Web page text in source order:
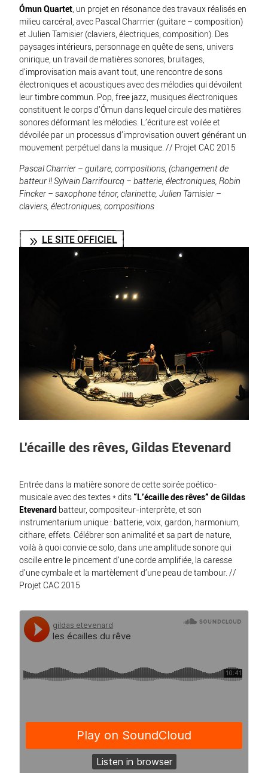
Ómun Quartet, un projet en résonance des travaux réalisés en
milieu carcéral, avec Pascal Charrrier (guitare – composition)
et Julien Tamisier (claviers, électriques, composition). Des
paysages intérieurs, personnage en quête de sens, univers
onirique, un travail de matières sonores, bruitages,
d’improvisation mais avant tout, une rencontre de sons
électroniques et acoustiques avec des mélodies qui dévoilent
leur timbre commun. Pop, free jazz, musiques électroniques
constituent le corps d’Ómun dans lequel circule des matières
sonores déformant les mélodies. L’écriture est voilée et
dévoilée par un processus d’improvisation ouvert générant un
mouvement perpétuel dans la musique. // Projet CAC 2015
Pascal Charrier – guitare, compositions, (changement de
batteur !! Sylvain Darrifourcq – batterie, électroniques, Robin
Fincker – saxophone ténor, clarinette, Julien Tamisier –
claviers, électroniques, compositions
LE SITE OFFICIEL
L'écaille des rêves, Gildas Etevenard
Entrée dans la matière sonore de cette soirée poético-
musicale avec des textes * dits “L’écaille des rêves” deGildas
Etevenard batteur, compositeur-interprète, et son
instrumentarium unique : batterie, voix, gardon, harmonium,
cithare, effets. Célébrer son animalité et sa part de nature,
voilà à quoi convie ce solo, dans une amplitude sonore qui
oscille entre le pincement d’une corde amplifiée, la caresse
d’une cymbale et la martèlement d’une peau de tambour. //
Projet CAC 2015